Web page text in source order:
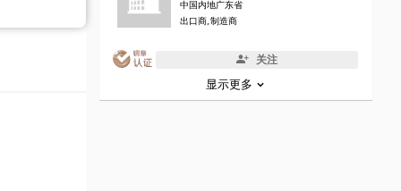
中国内地广东省
出口商, 制造商
关注
显示更多